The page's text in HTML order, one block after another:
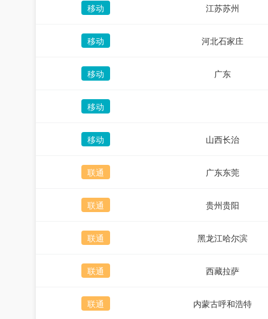
移动 江苏苏州
移动 河北石家庄
移动 广东
移动
移动 山西长治
联通 广东东莞
联通 贵州贵阳
联通 黑龙江哈尔滨
联通 西藏拉萨
联通 内蒙古呼和浩特